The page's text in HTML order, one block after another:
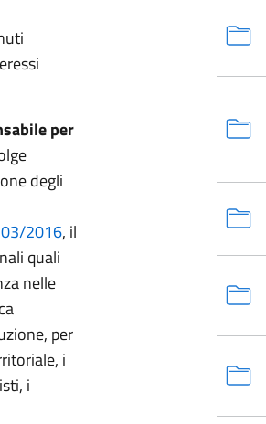
per
degli
2016, il
quali
nelle
per
i
i